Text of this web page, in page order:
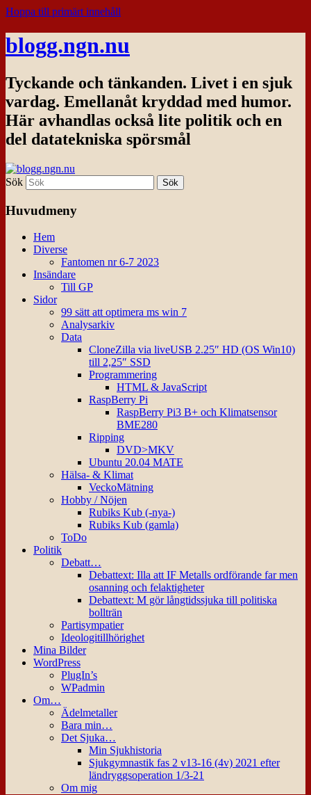
Hoppa till primärt innehåll
blogg.ngn.nu
Tyckande och tänkanden. Livet i en sjuk
vardag. Emellanåt kryddad med humor.
Här avhandlas också lite politik och en
del datatekniska spörsmål
Sök
Huvudmeny
Hem
Diverse
Fantomen nr 6-7 2023
Insändare
Till GP
Sidor
99 sätt att optimera ms win 7
Analysarkiv
Data
CloneZilla via liveUSB 2.25″ HD (OS Win10)
till 2,25″ SSD
Programmering
HTML & JavaScript
RaspBerry Pi
RaspBerry Pi3 B+ och Klimatsensor
BME280
Ripping
DVD>MKV
Ubuntu 20.04 MATE
Hälsa- & Klimat
VeckoMätning
Hobby / Nöjen
Rubiks Kub (-nya-)
Rubiks Kub (gamla)
ToDo
Politik
Debatt…
Debattext: Illa att IF Metalls ordförande far men
osanning och felaktigheter
Debattext: M gör långtidssjuka till politiska
bollträn
Partisympatier
Ideologitillhörighet
Mina Bilder
WordPress
PlugIn’s
WPadmin
Om…
Ädelmetaller
Bara min…
Det Sjuka…
Min Sjukhistoria
Sjukgymnastik fas 2 v13-16 (4v) 2021 efter
ländryggsoperation 1/3-21
Om mig